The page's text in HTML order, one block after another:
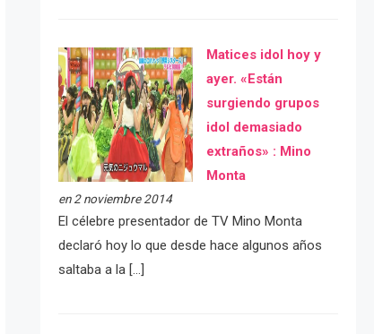
Matices idol hoy y
ayer. «Están
surgiendo grupos
idol demasiado
extraños» : Mino
Monta
en 2 noviembre 2014
El célebre presentador de TV Mino Monta
declaró hoy lo que desde hace algunos años
saltaba a la […]